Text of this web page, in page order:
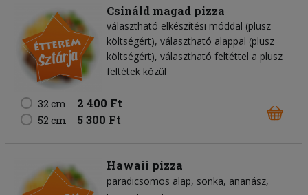
Csináld magad pizza
választható elkészítési móddal (plusz
költségért), választható alappal (plusz
költségért), választható feltéttel a plusz
feltétek közül
32 cm 2 400 Ft
52 cm 5 300 Ft
Hawaii pizza
paradicsomos alap sonka ananász